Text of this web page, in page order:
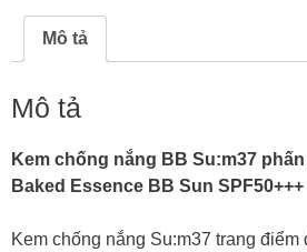
Sun
Away
Baked
Sun
số
lượng
Mô tả
Mô tả
Kem chống nắng BB Su:m37
Baked Essence BB Sun SPF50+++
Kem chống nắng Su:m37 trang